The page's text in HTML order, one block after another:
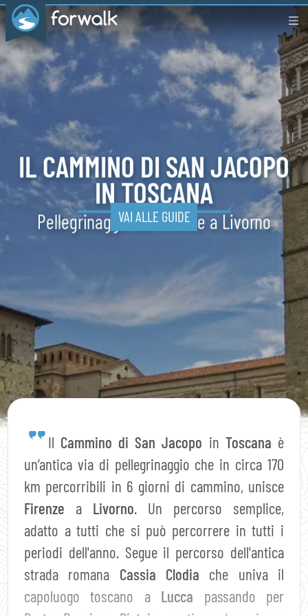
IL CAMMINO DI SANJACOPO
IN TOSCANA
Pellegrinaggio daFirenze a Livorno
VAI ALLE GUIDE
Il Cammino di San Jacopo in Toscana è
un’antica via di pellegrinaggio che in circa 170
km percorribili in 6 giorni di cammino, unisce
Firenze a Livorno. Un percorso semplice,
adatto a tutti che si può percorrere in tutti i
periodi dell'anno. Segue il percorso dell'antica
strada romana Cassia Clodia che univa il
capoluogo toscano a Lucca passando per